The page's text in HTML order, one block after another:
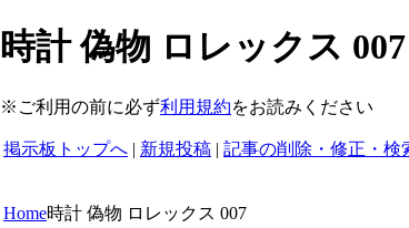
時計 偽物 ロレックス
※ご利用の前に必ず利用規約をお読みください
掲示板トップへ | 新規投稿 | 記事の削除・修正・検
Home時計 偽物 ロレックス 007